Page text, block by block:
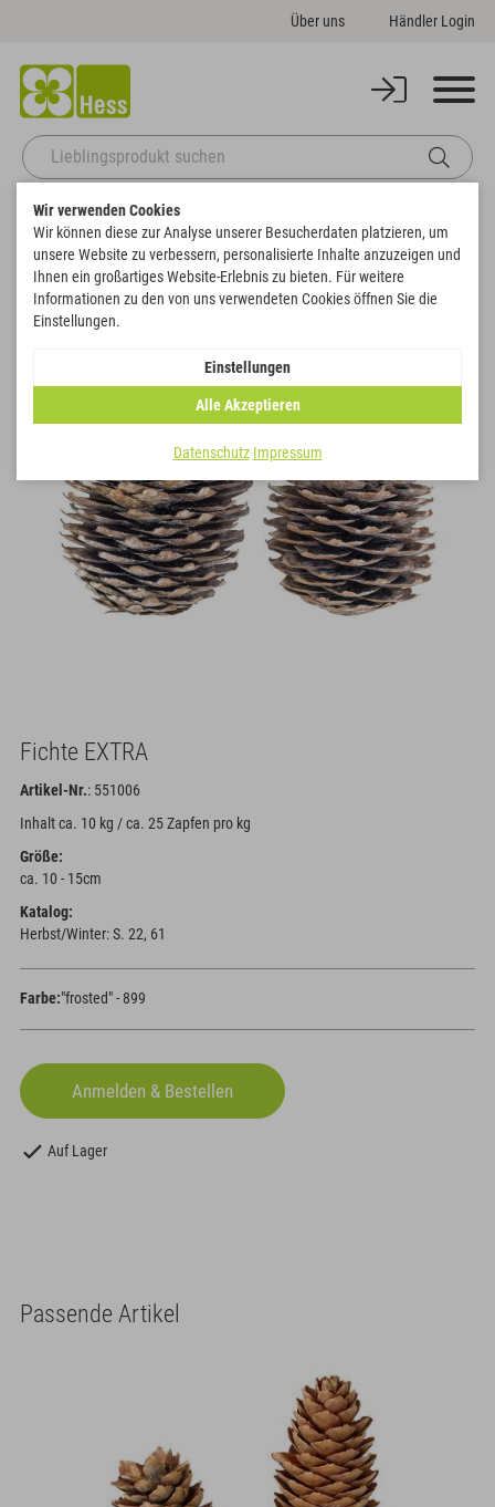
Über uns Händler Login
Startseite Naturdeko
Zurück zur Artikelübersicht
Fichte EXTRA
Artikel-Nr.: 551006
Inhalt ca. 10 kg / ca. 25 Zapfen pro kg
Größe:
ca. 10 - 15cm
Katalog:
Herbst/Winter: S. 22, 61
Farbe:"frosted" - 899
Auf Lager
Passende Artikel
Wir verwenden Cookies
Wir können diese zur Analyse unserer Besucherdaten platzieren, um
unsere Website zu verbessern, personalisierte Inhalte anzuzeigen und
Ihnen ein großartiges Website-Erlebnis zu bieten. Für weitere
Informationen zu den von uns verwendeten Cookies öffnen Sie die
Einstellungen.
Einstellungen
Alle Akzeptieren
Datenschutz Impressum